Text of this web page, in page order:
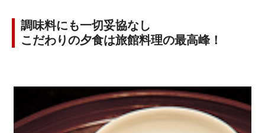
調味料にも一切妥協なし
こだわりの夕食は旅館料理の最高峰！